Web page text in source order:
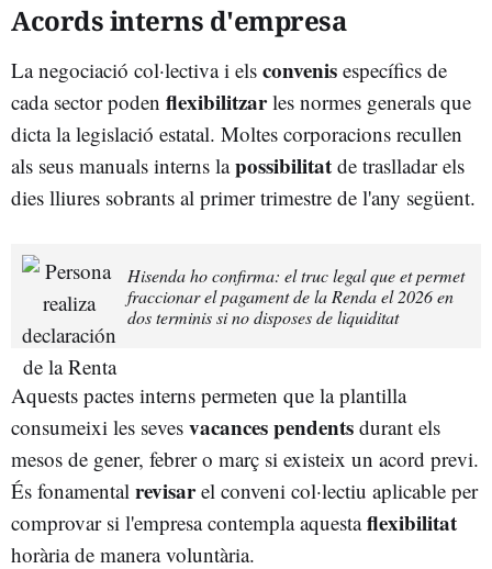
Acords interns d'empresa
La negociació col·lectiva i els convenis específics de
cada sector poden flexibilitzarles normes generals que
dicta la legislació estatal. Moltes corporacions recullen
als seus manuals interns lapossibilitat de traslladar els
dies lliures sobrants al primer trimestre de l'any següent.
Hisenda ho confirma: el truc legal que et permet
fraccionar el pagament de la Renda el 2026 en
dos terminis si no disposes de liquiditat
Aquests pactes interns permeten que la plantilla
consumeixi les seves vacancespendents durant els
mesos de gener, febrer o març si existeix un acord previ.
És fonamental revisarel conveni col·lectiu aplicable per
comprovar si l'empresa contempla aquestaflexibilitat
horària de manera voluntària.